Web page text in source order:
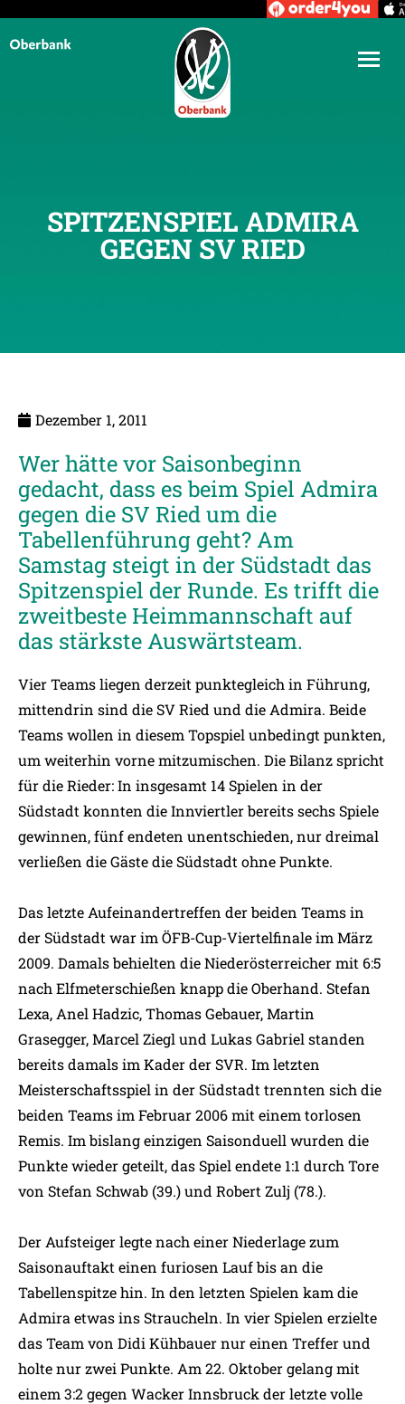
SPITZENSPIEL ADMIRA
GEGEN SV RIED
Dezember 1, 2011
Wer hätte vor Saisonbeginn
gedacht, dass es beim Spiel Admira
gegen die SV Ried um die
Tabellenführung geht? Am
Samstag steigt in der Südstadt das
Spitzenspiel der Runde. Es trifft die
zweitbeste Heimmannschaft auf
das stärkste Auswärtsteam.
Vier Teams liegen derzeit punktegleich in Führung,
mittendrin sind die SV Ried und die Admira. Beide
Teams wollen in diesem Topspiel unbedingt punkten,
um weiterhin vorne mitzumischen. Die Bilanz spricht
für die Rieder: In insgesamt 14 Spielen in der
Südstadt konnten die Innviertler bereits sechs Spiele
gewinnen, fünf endeten unentschieden, nur dreimal
verließen die Gäste die Südstadt ohne Punkte.
Das letzte Aufeinandertreffen der beiden Teams in
der Südstadt war im ÖFB-Cup-Viertelfinale im März
2009. Damals behielten die Niederösterreicher mit 6:5
nach Elfmeterschießen knapp die Oberhand. Stefan
Lexa, Anel Hadzic, Thomas Gebauer, Martin
Grasegger, Marcel Ziegl und Lukas Gabriel standen
bereits damals im Kader der SVR. Im letzten
Meisterschaftsspiel in der Südstadt trennten sich die
beiden Teams im Februar 2006 mit einem torlosen
Remis. Im bislang einzigen Saisonduell wurden die
Punkte wieder geteilt, das Spiel endete 1:1 durch Tore
von Stefan Schwab (39.) und Robert Zulj (78.).
Der Aufsteiger legte nach einer Niederlage zum
Saisonauftakt einen furiosen Lauf bis an die
Tabellenspitze hin. In den letzten Spielen kam die
Admira etwas ins Straucheln. In vier Spielen erzielte
das Team von Didi Kühbauer nur einen Treffer und
holte nur zwei Punkte. Am 22. Oktober gelang mit
einem 3:2 gegen Wacker Innsbruck der letzte volle